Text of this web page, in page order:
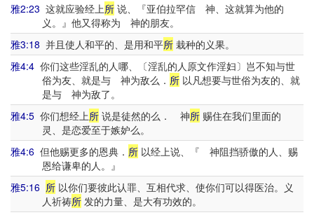
雅2:23 这就应验经上所 说、『亚伯拉罕信 神、这就算为他的
义。』他又得称为 神的朋友。
雅3:18 并且使人和平的、是用和平所 栽种的义果。
雅4:4 你们这些淫乱的人哪、〔淫乱的人原文作淫妇〕岂不知与世
俗为友、就是与 神为敌么． 所以凡想要与世俗为友的、就
是与 神为敌了。
雅4:5 你们想经上所 说是徒然的么． 神所 赐住在我们里面的
灵、是恋爱至于嫉妒么。
雅4:6 但他赐更多的恩典． 所 以经上说、『 神阻挡骄傲的人、赐
恩给谦卑的人。』
雅5:16 所 以你们要彼此认罪、互相代求、使你们可以得医治。义
人祈祷所发的力量、是大有功效的。